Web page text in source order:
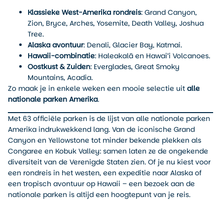
Klassieke West-Amerika rondreis: Grand Canyon,
Zion, Bryce, Arches, Yosemite, Death Valley, Joshua
Tree.
Alaska avontuur: Denali, Glacier Bay, Katmai.
Hawaii-combinatie: Haleakalā en Hawai’i Volcanoes.
Oostkust & Zuiden: Everglades, Great Smoky
Mountains, Acadia.
Zo maak je in enkele weken een mooie selectie uit alle
nationale parken Amerika.
Met 63 officiële parken is de lijst van alle nationale parken
Amerika indrukwekkend lang. Van de iconische Grand
Canyon en Yellowstone tot minder bekende plekken als
Congaree en Kobuk Valley: samen laten ze de ongekende
diversiteit van de Verenigde Staten zien. Of je nu kiest voor
een rondreis in het westen, een expeditie naar Alaska of
een tropisch avontuur op Hawaii – een bezoek aan de
nationale parken is altijd een hoogtepunt van je reis.